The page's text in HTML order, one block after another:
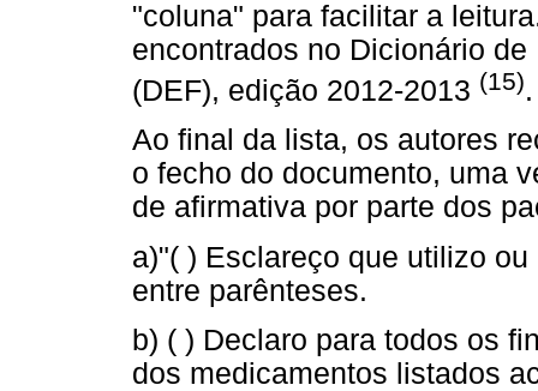
"coluna" para facilitar a
encontrados no Dicionário
(DEF), edição 2012-2013 (15).
Ao final da lista, os autores
o fecho do documento, uma
de afirmativa por parte dos
a)"( ) Esclareço que utilizo
entre parênteses.
b) ( ) Declaro para todos os
dos medicamentos listados